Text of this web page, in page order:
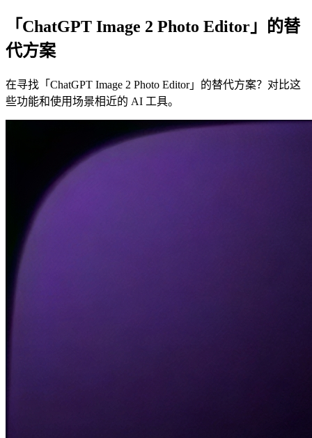
「ChatGPT Image 2 Photo Editor」的替
代方案
在寻找「ChatGPT Image 2 Photo Editor」的替代方案？对比这
些功能和使用场景相近的 AI 工具。